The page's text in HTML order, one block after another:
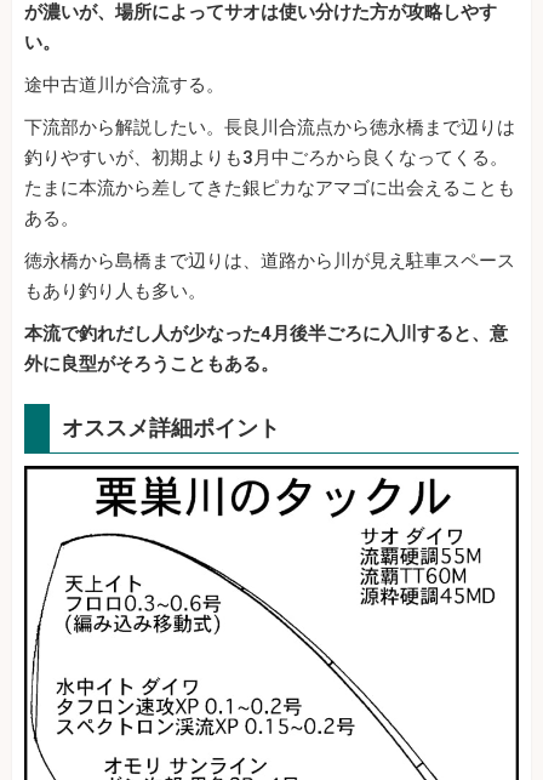
が濃いが、場所によってサオは使い分けた方が攻略しやす
い。
途中古道川が合流する。
下流部から解説したい。長良川合流点から徳永橋まで辺りは
釣りやすいが、初期よりも3月中ごろから良くなってくる。
たまに本流から差してきた銀ピカなアマゴに出会えることも
ある。
徳永橋から島橋まで辺りは、道路から川が見え駐車スペース
もあり釣り人も多い。
本流で釣れだし人が少なった4月後半ごろに入川すると、意
外に良型がそろうこともある。
オススメ詳細ポイント